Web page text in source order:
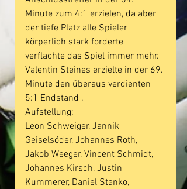
Minute zum 4:1 erzielen, da aber
der tiefe Platz alle Spieler
körperlich stark forderte
verflachte das Spiel immer mehr.
Valentin Steines erzielte in der 69.
Minute den überaus verdienten
5:1 Endstand .
Aufstellung:
Leon Schweiger, Jannik
Geiselsöder, Johannes Roth,
Jakob Weeger, Vincent Schmidt,
Johannes Kirsch, Justin
Kummerer, Daniel Stanko,